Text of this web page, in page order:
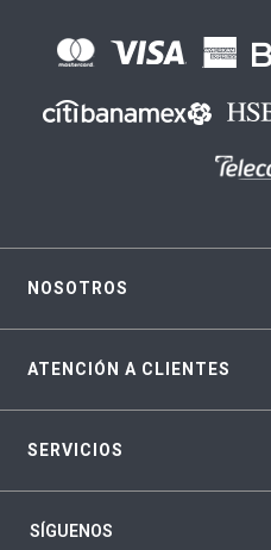
NOSOTROS
ATENCIÓN A CLIENTES
SERVICIOS
SÍGUENOS